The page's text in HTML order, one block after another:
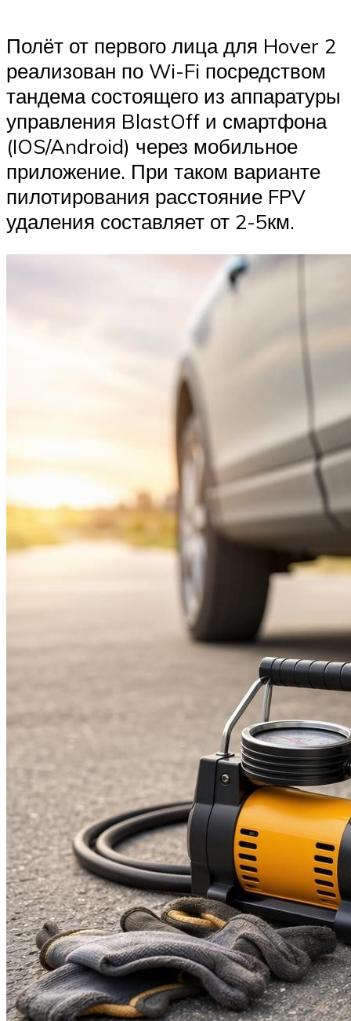
Полёт от первого лица для Hover 2
реализован по Wi-Fi посредством
тандема состоящего из аппаратуры
управления BlastOff и смартфона
(IOS/Android) через мобильное
приложение. При таком варианте
пилотирования расстояние FPV
удаления составляет от 2-5км.